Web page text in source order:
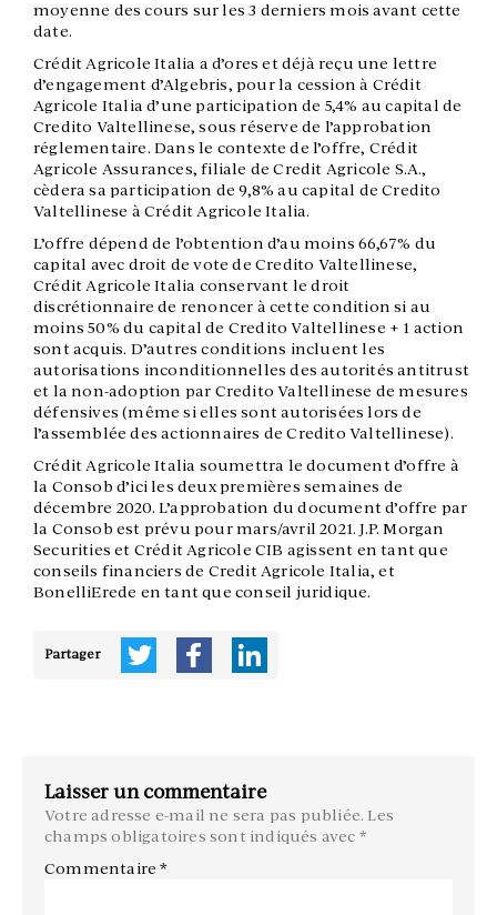
moyenne des cours sur les 3 derniers mois avant cette
date.
Crédit Agricole Italia a d’ores et déjà reçu une lettre
d’engagement d’Algebris, pour la cession à Crédit
Agricole Italia d’une participation de 5,4% au capital de
Credito Valtellinese, sous réserve de l’approbation
réglementaire. Dans le contexte de l’offre, Crédit
Agricole Assurances, filiale de Credit Agricole S.A.,
cèdera sa participation de 9,8% au capital de Credito
Valtellinese à Crédit Agricole Italia.
L’offre dépend de l’obtention d’au moins 66,67% du
capital avec droit de vote de Credito Valtellinese,
Crédit Agricole Italia conservant le droit
discrétionnaire de renoncer à cette condition si au
moins 50% du capital de Credito Valtellinese + 1 action
sont acquis. D’autres conditions incluent les
autorisations inconditionnelles des autorités antitrust
et la non-adoption par Credito Valtellinese de mesures
défensives (même si elles sont autorisées lors de
l’assemblée des actionnaires de Credito Valtellinese).
Crédit Agricole Italia soumettra le document d’offre à
la Consob d’ici les deux premières semaines de
décembre 2020. L’approbation du document d’offre par
la Consob est prévu pour mars/avril 2021. J.P. Morgan
Securities et Crédit Agricole CIB agissent en tant que
conseils financiers de Credit Agricole Italia, et
BonelliErede en tant que conseil juridique.
Partager
Laisser un commentaire
Votre adresse e-mail ne sera pas publiée. Les
champs obligatoires sont indiqués avec *
Commentaire*